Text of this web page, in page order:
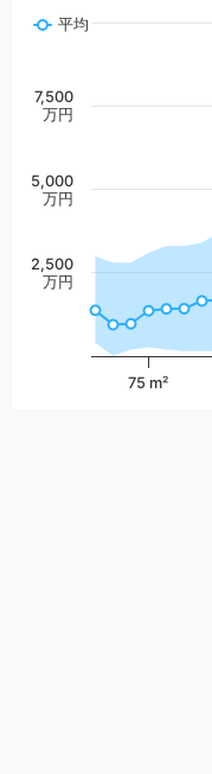
平均
75 m²
2,500
万円
5,000
万円
7,500
万円